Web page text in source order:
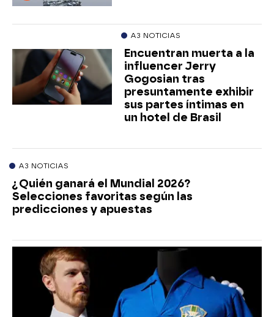
A3 NOTICIAS
Encuentran muerta a la
influencer Jerry
Gogosian tras
presuntamente exhibir
sus partes íntimas en
un hotel de Brasil
A3 NOTICIAS
¿Quién ganará el Mundial 2026?
Selecciones favoritas según las
predicciones y apuestas